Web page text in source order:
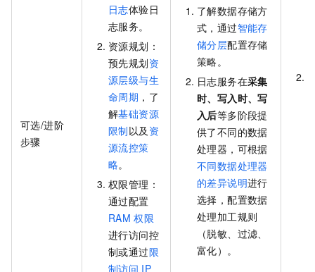
可选/进阶
步骤
日志体验日
志服务。
资源规划：
预先规划资
源层级与生
命周期 ，了
解基础资源
限制以及 资
源流控策
略。
权限管理：
通过配置
RAM 权限
进行访问控
制或通过限
制访问 IP
了解数据存储方
式，通过智能存
储分层配置存储
策略。
日志服务在采集
时、写入时、写
入后等多阶段提
供了不同的数据
处理器，可根据
不同数据处理器
的差异说明进行
选择，配置数据
处理加工规则
（脱敏、过滤、
富化）。